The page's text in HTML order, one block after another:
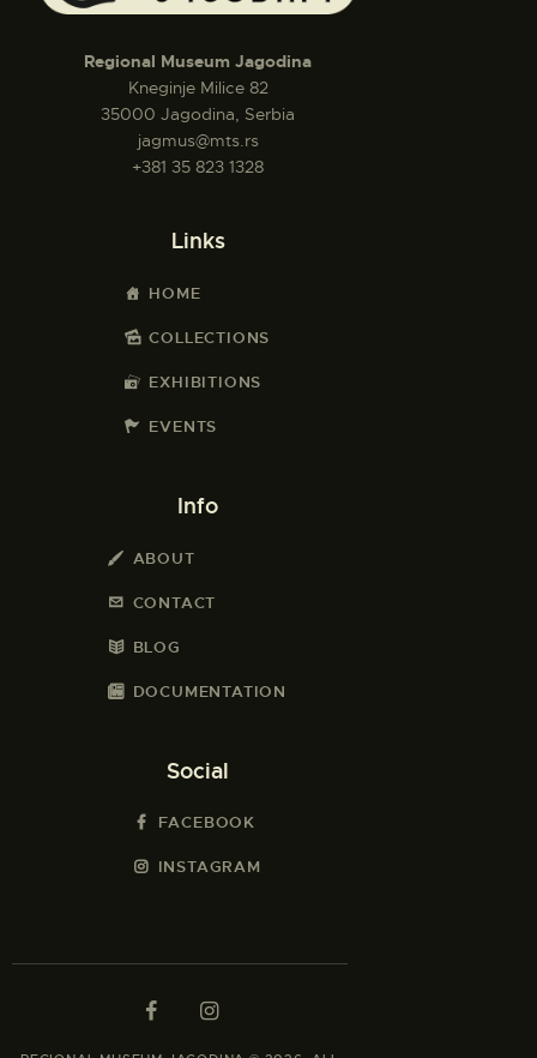
Regional Museum Jagodina
Kneginje Milice 82
35000 Jagodina, Serbia
jagmus@mts.rs
+381 35 823 1328
Links
HOME
COLLECTIONS
EXHIBITIONS
EVENTS
Info
ABOUT
CONTACT
BLOG
DOCUMENTATION
Social
FACEBOOK
INSTAGRAM